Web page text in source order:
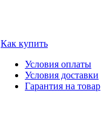
Как купить
Условия оплаты
Условия доставки
Гарантия на товар